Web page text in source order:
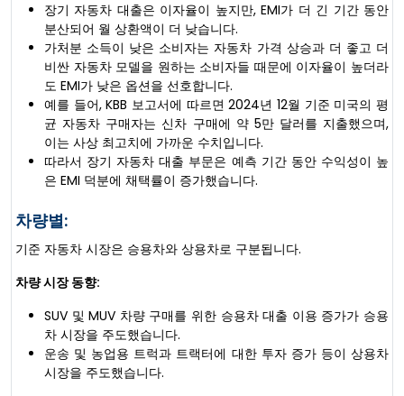
장기 자동차 대출은 이자율이 높지만, EMI가 더 긴 기간 동안
분산되어 월 상환액이 더 낮습니다.
가처분 소득이 낮은 소비자는 자동차 가격 상승과 더 좋고 더
비싼 자동차 모델을 원하는 소비자들 때문에 이자율이 높더라
도 EMI가 낮은 옵션을 선호합니다.
예를 들어, KBB 보고서에 따르면 2024년 12월 기준 미국의 평
균 자동차 구매자는 신차 구매에 약 5만 달러를 지출했으며,
이는 사상 최고치에 가까운 수치입니다.
따라서 장기 자동차 대출 부문은 예측 기간 동안 수익성이 높
은 EMI 덕분에 채택률이 증가했습니다.
차량별:
기준 자동차 시장은 승용차와 상용차로 구분됩니다.
차량 시장 동향:
SUV 및 MUV 차량 구매를 위한 승용차 대출 이용 증가가 승용
차 시장을 주도했습니다.
운송 및 농업용 트럭과 트랙터에 대한 투자 증가 등이 상용차
시장을 주도했습니다.